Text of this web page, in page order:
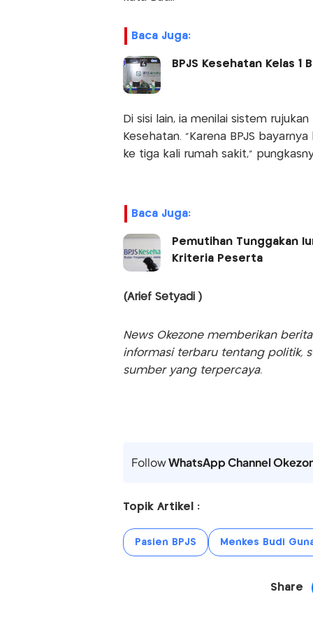
Baca Juga:
BPJS Kesehatan Kelas 1
Di sisi lain, ia menilai sistem
Kesehatan. "Karena BPJS
ke tiga kali rumah sakit,"
Baca Juga:
Pemutihan Tunggakan
Kriteria Peserta
(Arief Setyadi )
News Okezone memberikan
informasi terbaru tentang politik,
sumber yang terpercaya.
FollowWhatsApp Channel
Topik Artikel :
Pasien BPJS Menkes Budi
Share